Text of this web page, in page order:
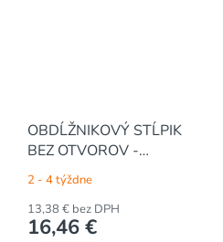
OBDĹŽNIKOVÝ STĹPIK
BEZ OTVOROV -
POZINKOVANÝ, 1700 /
40 x 60 / 1.5 mm
2 - 4 týždne
13,38 € bez DPH
16,46 €